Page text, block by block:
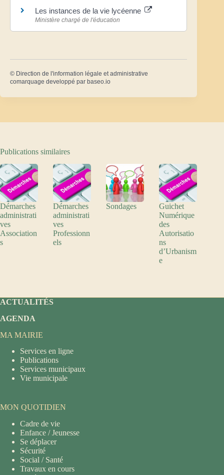
Les instances de la vie lycéenne
Ministère chargé de l'éducation
© Direction de l'information légale et administrative
comarquage developpé par baseo.io
Publications similaires
Démarches
administrati
ves
Association
s
Démarches
administrati
ves
Professionn
els
Sondages
Guichet
Numérique
des
Autorisatio
ns
d’Urbanism
e
ACTUALITÉS
AGENDA
MA MAIRIE
Services en ligne
Publications
Services municipaux
Vie municipale
MON QUOTIDIEN
Cadre de vie
Enfance / Jeunesse
Se déplacer
Sécurité
Social / Santé
Travaux en cours